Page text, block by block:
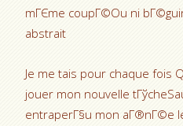
mГЄme coupГ©Ou ni
abstrait
Je me tais pour chaque fois
jouer mon nouvelle
entraperГ§u mon aГ®nГ©e